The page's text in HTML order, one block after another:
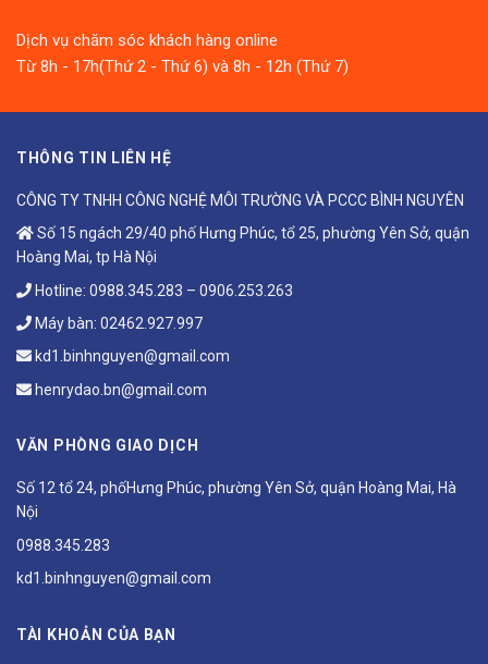
Dịch vụ chăm sóc khách hàng online
Từ 8h - 17h(Thứ 2 - Thứ 6) và 8h - 12h (Thứ 7)
THÔNG TIN LIÊN HỆ
CÔNG TY TNHH CÔNG NGHỆ MÔI TRƯỜNG VÀ PCCC BÌNH NGUYÊN
Số 15 ngách 29/40 phố Hưng Phúc, tổ 25, phường Yên Sở, quận
Hoàng Mai, tp Hà Nội
Hotline: 0988.345.283 – 0906.253.263
Máy bàn: 02462.927.997
kd1.binhnguyen@gmail.com
henrydao.bn@gmail.com
VĂN PHÒNG GIAO DỊCH
Số 12 tổ 24, phốHưng Phúc, phường Yên Sở, quận Hoàng Mai, Hà
Nội
0988.345.283
kd1.binhnguyen@gmail.com
TÀI KHOẢN CỦA BẠN